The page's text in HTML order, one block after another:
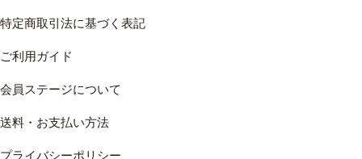
特定商取引法に基づく表記
ご利用ガイド
会員ステージについて
送料・お支払い方法
プライバシーポリシー